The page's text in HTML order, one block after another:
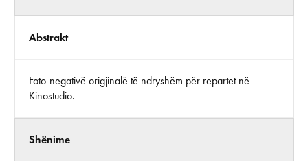
Abstrakt
Foto-negativë origjinalë të ndryshëm për repartet në
Kinostudio.
Shënime